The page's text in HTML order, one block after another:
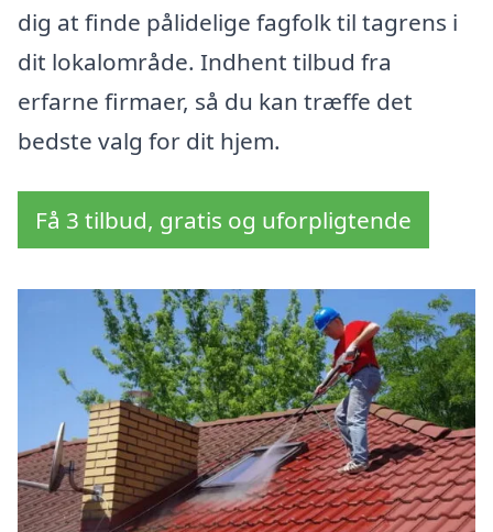
dig at finde pålidelige fagfolk til tagrens i
dit lokalområde. Indhent tilbud fra
erfarne firmaer, så du kan træffe det
bedste valg for dit hjem.
Få 3 tilbud, gratis og uforpligtende